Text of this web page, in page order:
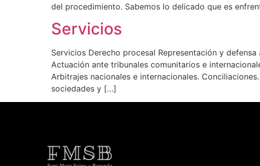
del procedimiento. Sabemos lo delicado que es
Servicios
Servicios Derecho procesal Representación y
Actuación ante tribunales comunitarios e
Arbitrajes nacionales e internacionales.
sociedades y […]